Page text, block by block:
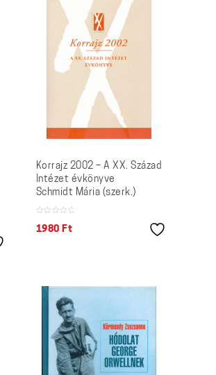
Korrajz 2002 – A XX. Század
Intézet évkönyve
Schmidt Mária (szerk.)
1980 Ft